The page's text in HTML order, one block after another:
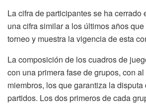
La cifra de participantes se ha cerrado
una cifra similar a los últimos años
torneo y muestra la vigencia de esta
La composición de los cuadros de
con una primera fase de grupos, con
miembros, los que garantiza la
partidos. Los dos primeros de cada